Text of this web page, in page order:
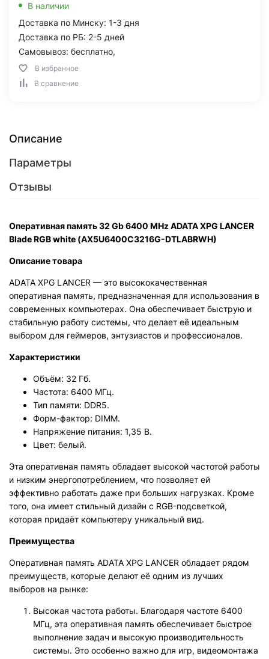
В наличии
Доставка по Минску: 1-3 дня
Доставка по РБ: 2-5 дней
Самовывоз: бесплатно,
В избранное
В сравнение
Описание
Параметры
Отзывы
Оперативная память 32 Gb 6400 MHz ADATA XPG LANCER
Blade RGB white (AX5U6400C3216G-DTLABRWH)
Описание товара
ADATA XPG LANCER — это высококачественная
оперативная память, предназначенная для использования в
современных компьютерах. Она обеспечивает быструю и
стабильную работу системы, что делает её идеальным
выбором для геймеров, энтузиастов и профессионалов.
Характеристики
Объём: 32 Гб.
Частота: 6400 МГц.
Тип памяти: DDR5.
Форм-фактор: DIMM.
Напряжение питания: 1,35 В.
Цвет: белый.
Эта оперативная память обладает высокой частотой работы
и низким энергопотреблением, что позволяет ей
эффективно работать даже при больших нагрузках. Кроме
того, она имеет стильный дизайн с RGB-подсветкой,
которая придаёт компьютеру уникальный вид.
Преимущества
Оперативная память ADATA XPG LANCER обладает рядом
преимуществ, которые делают её одним из лучших
выборов на рынке:
Высокая частота работы. Благодаря частоте 6400
МГц, эта оперативная память обеспечивает быстрое
выполнение задач и высокую производительность
системы. Это особенно важно для игр, видеомонтажа